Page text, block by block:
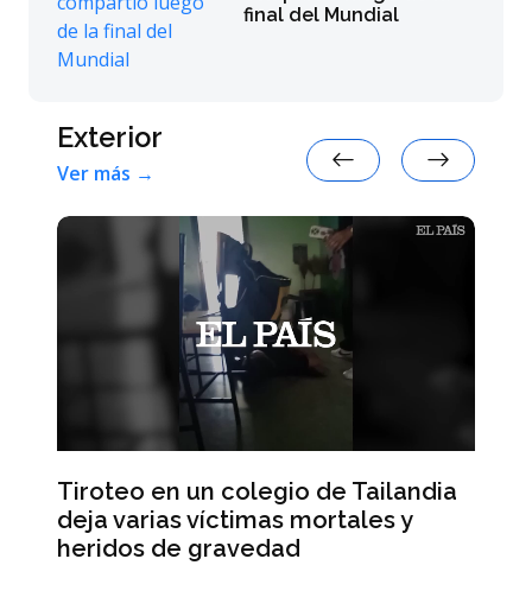
final del Mundial
Exterior
Ver más →
Tiroteo en un colegio de Tailandia
deja varias víctimas mortales y
heridos de gravedad